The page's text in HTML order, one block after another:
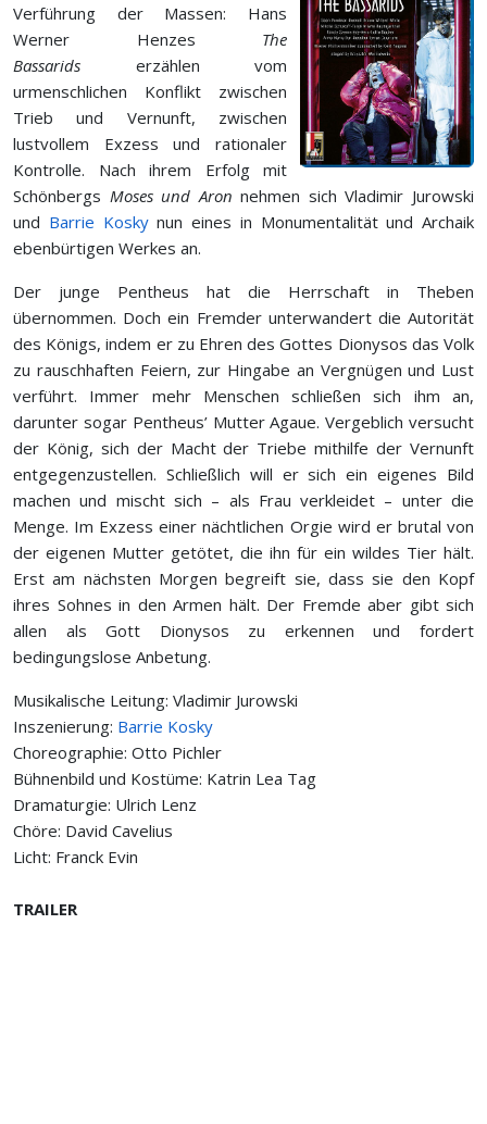
Verführung der Massen: Hans
Werner Henzes The
Bassarids erzählen vom
urmenschlichen Konflikt zwischen
Trieb und Vernunft, zwischen
lustvollem Exzess und rationaler
Kontrolle. Nach ihrem Erfolg mit
Schönbergs Moses und Aronnehmen sich Vladimir Jurowski
und Barrie Koskynun eines in Monumentalität und Archaik
ebenbürtigen Werkes an.
Der junge Pentheus hat die Herrschaft in Theben
übernommen. Doch ein Fremder unterwandert die Autorität
des Königs, indem er zu Ehren des Gottes Dionysos das Volk
zu rauschhaften Feiern, zur Hingabe an Vergnügen und Lust
verführt. Immer mehr Menschen schließen sich ihm an,
darunter sogar Pentheus’ Mutter Agaue. Vergeblich versucht
der König, sich der Macht der Triebe mithilfe der Vernunft
entgegenzustellen. Schließlich will er sich ein eigenes Bild
machen und mischt sich – als Frau verkleidet – unter die
Menge. Im Exzess einer nächtlichen Orgie wird er brutal von
der eigenen Mutter getötet, die ihn für ein wildes Tier hält.
Erst am nächsten Morgen begreift sie, dass sie den Kopf
ihres Sohnes in den Armen hält. Der Fremde aber gibt sich
allen als Gott Dionysos zu erkennen und fordert
bedingungslose Anbetung.
Musikalische Leitung: Vladimir Jurowski
Inszenierung: Barrie Kosky
Choreographie: Otto Pichler
Bühnenbild und Kostüme: Katrin Lea Tag
Dramaturgie: Ulrich Lenz
Chöre: David Cavelius
Licht: Franck Evin
TRAILER